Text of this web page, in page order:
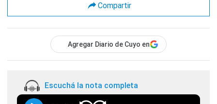
Compartir
Agregar Diario de Cuyo en
Escuchá la nota completa